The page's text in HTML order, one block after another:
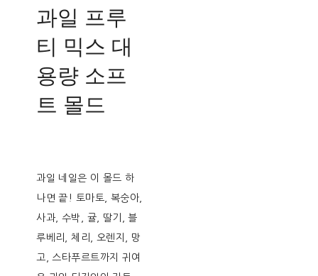
과일 프루
티 믹스 대
용량 소프
트 몰드
과일 네일은 이 몰드 하
나면 끝! 토마토, 복숭아,
사과, 수박, 귤, 딸기, 블
루베리, 체리, 오렌지, 망
고, 스타푸르트까지 귀여